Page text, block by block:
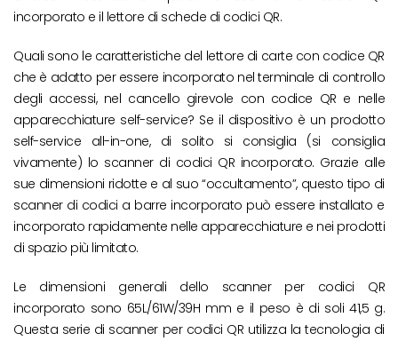
incorporato e il lettore di schede di codici QR.
Quali sono le caratteristiche del lettore di carte con codice QR
che è adatto per essere incorporato nel terminale di controllo
degli accessi, nel cancello girevole con codice QR e nelle
apparecchiature self-service? Se il dispositivo è un prodotto
self-service all-in-one, di solito si consiglia (si consiglia
vivamente) lo scanner di codici QR incorporato. Grazie alle
sue dimensioni ridotte e al suo “occultamento”, questo tipo di
scanner di codici a barre incorporato può essere installato e
incorporato rapidamente nelle apparecchiature e nei prodotti
di spazio più limitato.
Le dimensioni generali dello scanner per codici QR
incorporato sono 65L/61W/39H mm e il peso è di soli 41,5 g.
Questa serie di scanner per codici QR utilizza la tecnologia di